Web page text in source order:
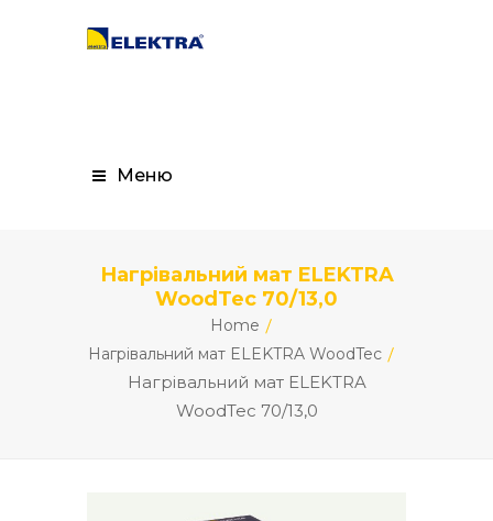
Меню
Нагрівальний мат ELEKTRA
WoodTec 70/13,0
Home
Нагрівальний мат ELEKTRA WoodTec
Нагрівальний мат ELEKTRA
WoodTec 70/13,0